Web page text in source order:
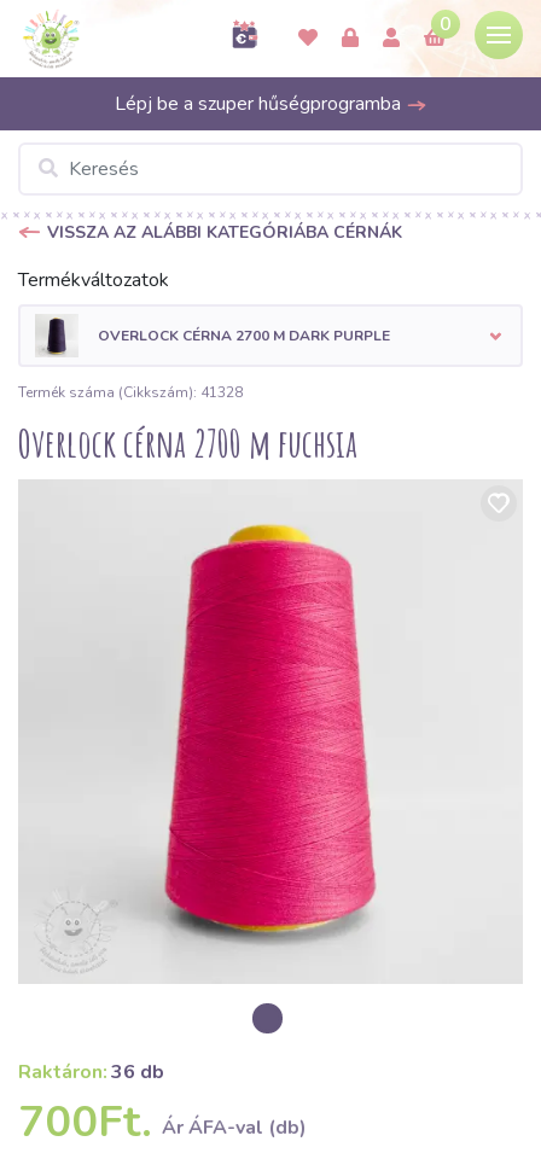
0
Lépj be a szuper hűségprogramba
VISSZA AZ ALÁBBI KATEGÓRIÁBA CÉRNÁK
Termékváltozatok
OVERLOCK CÉRNA 2700 M DARK PURPLE
Termék száma (Cikkszám): 41328
Overlock cérna 2700 m fuchsia
Raktáron:36 db
700Ft. Ár ÁFA-val (db)